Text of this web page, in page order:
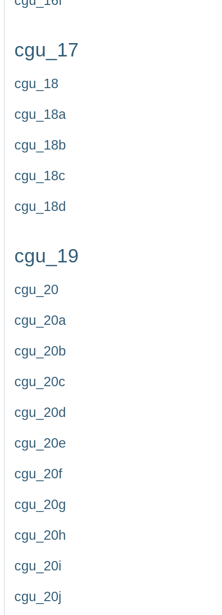
cgu_17
cgu_18
cgu_18a
cgu_18b
cgu_18c
cgu_18d
cgu_19
cgu_20
cgu_20a
cgu_20b
cgu_20c
cgu_20d
cgu_20e
cgu_20f
cgu_20g
cgu_20h
cgu_20i
cgu_20j